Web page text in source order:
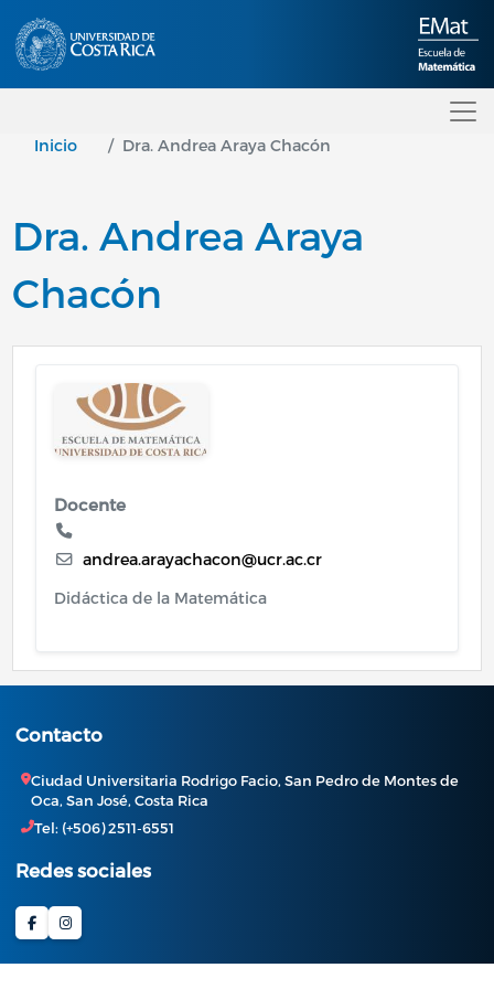
Inicio Dra. Andrea Araya Chacón
Dra. Andrea Araya
Chacón
Image
Docente
andrea.arayachacon@ucr.ac.cr
Didáctica de la Matemática
Contacto
Ciudad Universitaria Rodrigo Facio, San Pedro de Montes de
Oca, San José, Costa Rica
Tel: (+506) 2511-6551
Redes sociales